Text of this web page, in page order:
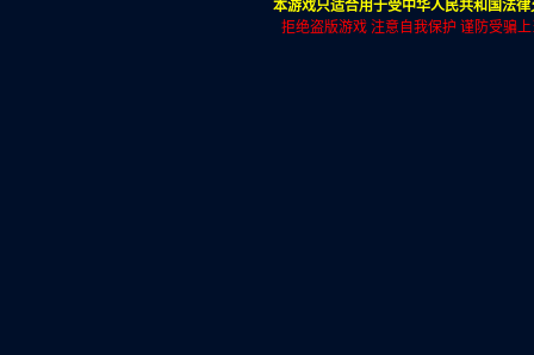
本游戏只适合用于受中华人民共和国法
拒绝盗版游戏 注意自我保护 谨防受骗